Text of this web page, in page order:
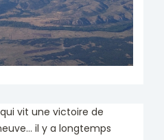
vit une victoire de
il y a longtemps